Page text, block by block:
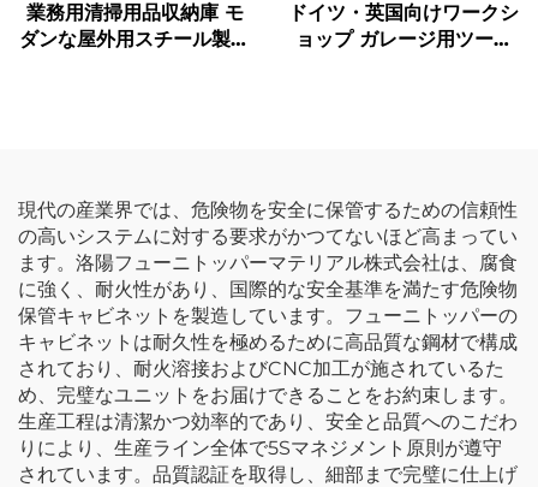
業務用清掃用品収納庫 モ
ダンな屋外用スチール製モ
ドイツ・英国向けワークシ
ョップ ガレージ用ツール
現代の産業界では、危険物を安全に保管するための信頼性
の高いシステムに対する要求がかつてないほど高まってい
ます。洛陽フューニトッパーマテリアル株式会社は、腐食
に強く、耐火性があり、国際的な安全基準を満たす危険物
保管キャビネットを製造しています。フューニトッパーの
キャビネットは耐久性を極めるために高品質な鋼材で構成
されており、耐火溶接およびCNC加工が施されているた
め、完璧なユニットをお届けできることをお約束します。
生産工程は清潔かつ効率的であり、安全と品質へのこだわ
りにより、生産ライン全体で5Sマネジメント原則が遵守
されています。品質認証を取得し、細部まで完璧に仕上げ